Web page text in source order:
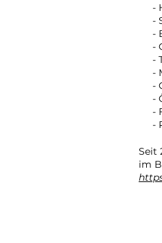
-
-
-
-
-
-
-
-
-
-
​Seit
im